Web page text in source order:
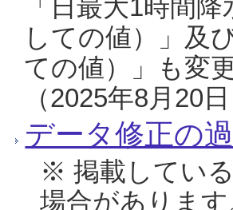
「日最大1時間
しての値）」及
ての値）」も変
（2025年8月20日
データ修正の
※ 掲載してい
場合がありま